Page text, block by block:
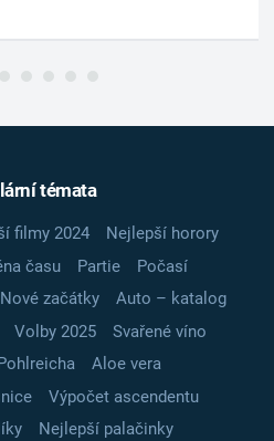
témata
filmy 2024
Nejlepší horory
času Partie
Počasí
začátky
Auto – katalog
Volby 2025
Svařené víno
Aloe vera
Výpočet ascendentu
Nejlepší palačinky